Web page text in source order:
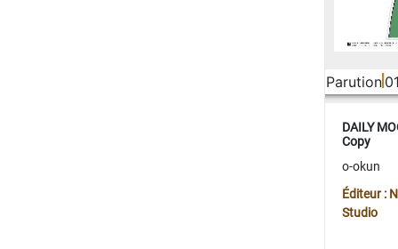
Parution
DAILY
Copy
o-okun
Éditeur :
Studio